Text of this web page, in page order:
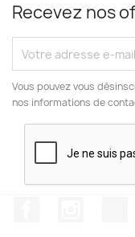
Recevez nos
Vous pouvez vous
nos informations de